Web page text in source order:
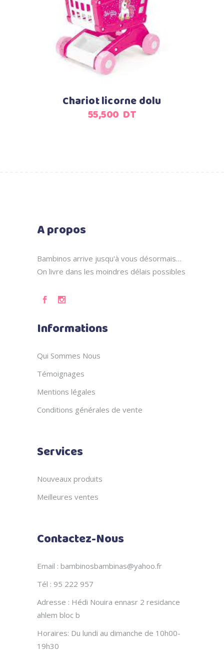
Ajouter au panier
Chariot licorne dolu
55,500 DT
A propos
Bambinos arrive jusqu'à vous désormais…
On livre dans les moindres délais possibles
Informations
Qui Sommes Nous
Témoignages
Mentions légales
Conditions générales de vente
Services
Nouveaux produits
Meilleures ventes
Contactez-Nous
Email : bambinosbambinas@yahoo.fr
Tél : 95 222 957
Adresse : Hédi Nouira ennasr 2 residance
ahlem bloc b
Horaires: Du lundi au dimanche de 10h00-
19h30